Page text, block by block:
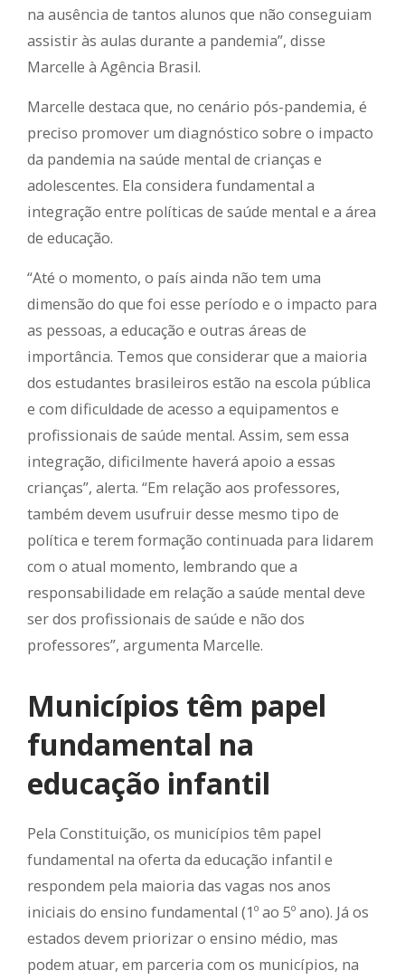
na ausência de tantos alunos que não conseguiam
assistir às aulas durante a pandemia”, disse
Marcelle à Agência Brasil.
Marcelle destaca que, no cenário pós-pandemia, é
preciso promover um diagnóstico sobre o impacto
da pandemia na saúde mental de crianças e
adolescentes. Ela considera fundamental a
integração entre políticas de saúde mental e a área
de educação.
“Até o momento, o país ainda não tem uma
dimensão do que foi esse período e o impacto para
as pessoas, a educação e outras áreas de
importância. Temos que considerar que a maioria
dos estudantes brasileiros estão na escola pública
e com dificuldade de acesso a equipamentos e
profissionais de saúde mental. Assim, sem essa
integração, dificilmente haverá apoio a essas
crianças”, alerta. “Em relação aos professores,
também devem usufruir desse mesmo tipo de
política e terem formação continuada para lidarem
com o atual momento, lembrando que a
responsabilidade em relação a saúde mental deve
ser dos profissionais de saúde e não dos
professores”, argumenta Marcelle.
Municípios têm papel
fundamental na
educação infantil
Pela Constituição, os municípios têm papel
fundamental na oferta da educação infantil e
respondem pela maioria das vagas nos anos
iniciais do ensino fundamental (1º ao 5º ano). Já os
estados devem priorizar o ensino médio, mas
podem atuar, em parceria com os municípios, na